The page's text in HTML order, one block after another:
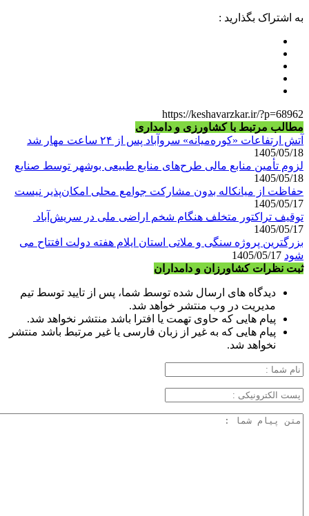
به اشتراک بگذارید :
https://keshavarzkar.ir/?p=68962
مطالب مرتبط با کشاورزی و دامداری
آتش ارتفاعات «کوره‌میانه» سروآباد پس از ۲۴ ساعت مهار شد
1405/05/18
لزوم تأمین منابع مالی طرح‌های منابع طبیعی بوشهر توسط صنایع
1405/05/18
حفاظت از میانکاله بدون مشارکت جوامع محلی امکان‌پذیر نیست
1405/05/17
توقیف تراکتور متخلف هنگام شخم اراضی ملی در سریش‌آباد
1405/05/17
بزرگترین پروژه سنگی و ملاتی استان ایلام هفته دولت افتتاح می
شود
ثبت نظرات کشاورزان و دامداران
دیدگاه های ارسال شده توسط شما، پس از تایید توسط تیم
مدیریت در وب منتشر خواهد شد.
پیام هایی که حاوی تهمت یا افترا باشد منتشر نخواهد شد.
پیام هایی که به غیر از زبان فارسی یا غیر مرتبط باشد منتشر
نخواهد شد.